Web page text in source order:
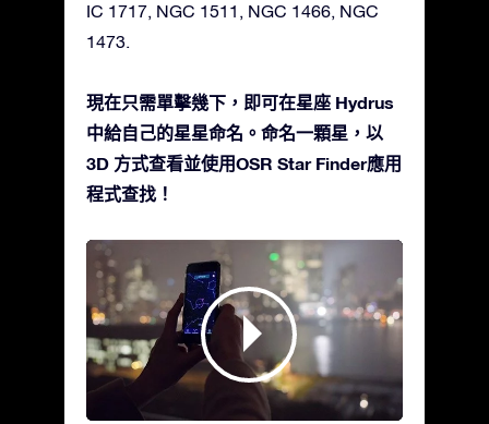
IC 1717, NGC 1511, NGC 1466, NGC
1473.
現在只需單擊幾下，即可在星座 Hydrus
中給自己的星星命名。命名一顆星，以
3D 方式查看並使用OSR Star Finder應用
程式查找！